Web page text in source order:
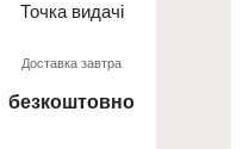
Точка видачі
Доставка завтра
безкоштовно
Точка видачі
м. Київ пр. Відрадний, 95к
09:00 - 18:00